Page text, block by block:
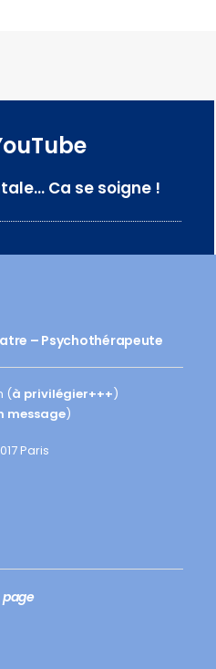
Ca se soigne !
– Psychothérapeute
(à privilégier+++)
message)
Paris
page